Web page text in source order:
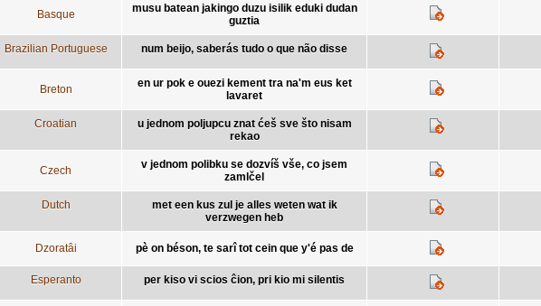
Basque
musu batean jakingo duzu isilik eduki dudan
guztia
Brazilian Portuguese num beijo, saberás tudo o que não disse
Breton
en ur pok e ouezi kement tra na'm eus ket
lavaret
Croatian
u jednom poljupcu znat ćeš sve što nisam
rekao
Czech
v jednom polibku se dozvíš vše, co jsem
zamlčel
Dutch
met een kus zul je alles weten wat ik
verzwegen heb
Dzoratâi pè on béson, te sarî tot cein que y'é pas de
Esperanto per kiso vi scios ĉion, pri kio mi silentis